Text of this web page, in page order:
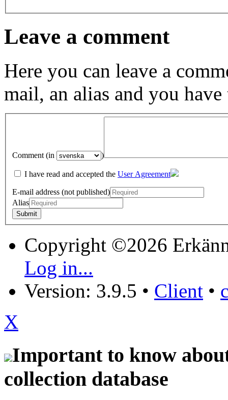
Leave a comment
Here you can leave a
mail, an alias and you have
Comment (in )
I have read and accepted the User Agreement
E-mail address (not published)
Alias
Copyright ©2026
Log in...
Version: 3.9.5 • Client •
X
Important to know
collection database